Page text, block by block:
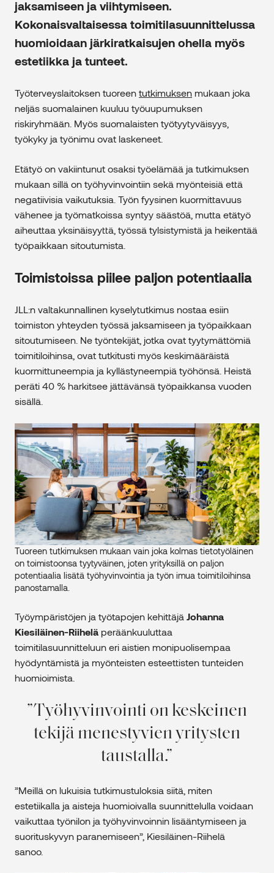
jaksamiseen ja viihtymiseen.
Kokonaisvaltaisessa toimitilasuunnittelussa
huomioidaan järkiratkaisujen ohella myös
estetiikka ja tunteet.
Työterveyslaitoksen tuoreen tutkimuksen mukaan joka
neljäs suomalainen kuuluu työuupumuksen
riskiryhmään. Myös suomalaisten työtyytyväisyys,
työkyky ja työnimu ovat laskeneet.
Etätyö on vakiintunut osaksi työelämää ja tutkimuksen
mukaan sillä on työhyvinvointiin sekä myönteisiä että
negatiivisia vaikutuksia. Työn fyysinen kuormittavuus
vähenee ja työmatkoissa syntyy säästöä, mutta etätyö
aiheuttaa yksinäisyyttä, työssä tylsistymistä ja heikentää
työpaikkaan sitoutumista.
Toimistoissa piilee paljon potentiaalia
JLL:n valtakunnallinen kyselytutkimus nostaa esiin
toimiston yhteyden työssä jaksamiseen ja työpaikkaan
sitoutumiseen. Ne työntekijät, jotka ovat tyytymättömiä
toimitiloihinsa, ovat tutkitusti myös keskimääräistä
kuormittuneempia ja kyllästyneempiä työhönsä. Heistä
peräti 40 % harkitsee jättävänsä työpaikkansa vuoden
sisällä.
Tuoreen tutkimuksen mukaan vain joka kolmas tietotyöläinen
on toimistoonsa tyytyväinen, joten yrityksillä on paljon
potentiaalia lisätä työhyvinvointia ja työn imua toimitiloihinsa
panostamalla.
Työympäristöjen ja työtapojen kehittäjä Johanna
Kiesiläinen-Riihelä peräänkuuluttaa
toimitilasuunnitteluun eri aistien monipuolisempaa
hyödyntämistä ja myönteisten esteettisten tunteiden
huomioimista.
Työhyvinvointi on keskeinen
tekijä menestyvien yritysten
taustalla.
”Meillä on lukuisia tutkimustuloksia siitä, miten
estetiikalla ja aisteja huomioivalla suunnittelulla voidaan
vaikuttaa työnilon ja työhyvinvoinnin lisääntymiseen ja
suorituskyvyn paranemiseen”, Kiesiläinen-Riihelä
sanoo.